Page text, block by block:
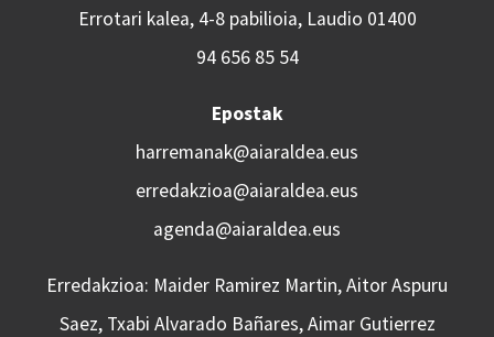
Errotari kalea, 4-8 pabilioia, Laudio 01400
94 656 85 54
Epostak
harremanak@aiaraldea.eus
erredakzioa@aiaraldea.eus
agenda@aiaraldea.eus
Erredakzioa: Maider Ramirez Martin, Aitor Aspuru
Saez, Txabi Alvarado Bañares, Aimar Gutierrez